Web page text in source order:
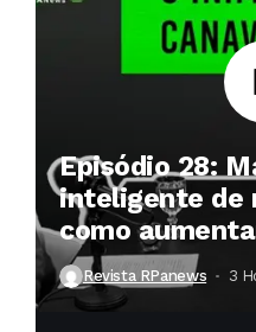
Episódio 28:
inteligente de
como
produtividade
Revista RPanews 3